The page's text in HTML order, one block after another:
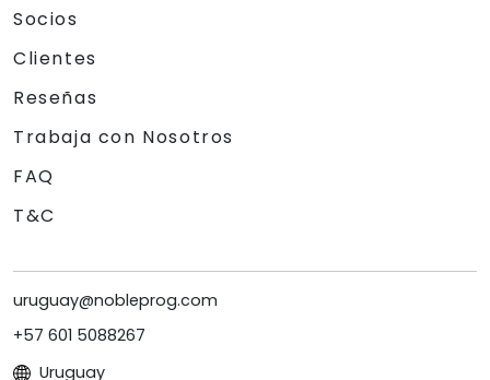
Socios
Clientes
Reseñas
Trabaja con Nosotros
FAQ
T&C
uruguay@nobleprog.com
+57 601 5088267
Uruguay